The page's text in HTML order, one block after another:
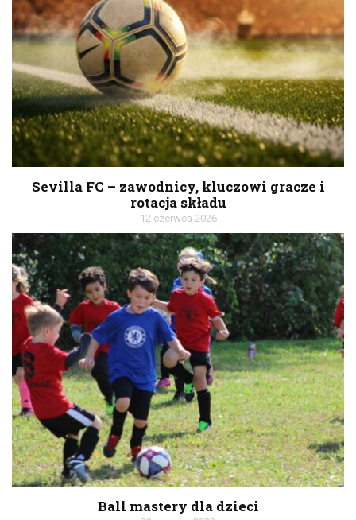
Sevilla FC – zawodnicy, kluczowi gracze i
rotacja składu
12 czerwca 2026
Ball mastery dla dzieci